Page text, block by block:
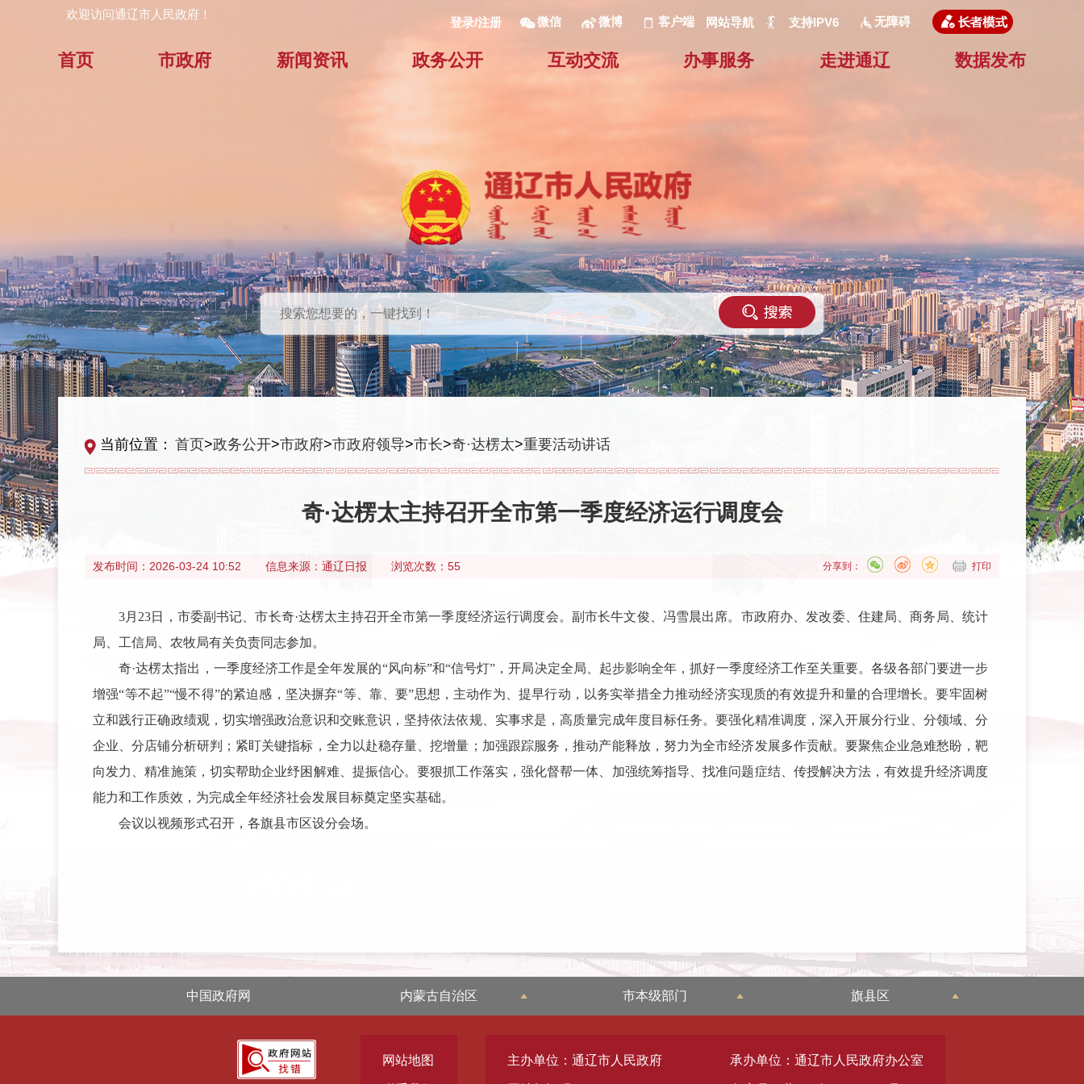
欢迎访问通辽市人民政府！
登录/注册 微信 微博 客户端 网站导航 支持IPV6 无障碍
首页 市政府 新闻资讯 政务公开 互动交流 办事服务 走进通辽 数据发布
当前位置： 首页>政务公开>市政府>市政府领导>市长>奇·达楞太>重要活动讲话
奇·达楞太主持召开全市第一季度经济运行调度会
发布时间： 2026-03-24 10:52 信息来源： 通辽日报 浏览次数：55 打印
分享到：
3月23日，市委副书记、市长奇·达楞太主持召开全市第一季度经济运行调度会。副市长牛文俊、冯雪晨出席。市政府办、发改委、住建局、商务局、统计
局、工信局、农牧局有关负责同志参加。
奇·达楞太指出，一季度经济工作是全年发展的“风向标”和“信号灯”，开局决定全局、起步影响全年，抓好一季度经济工作至关重要。各级各部门要进一步
增强“等不起”“慢不得”的紧迫感，坚决摒弃“等、靠、要”思想，主动作为、提早行动，以务实举措全力推动经济实现质的有效提升和量的合理增长。要牢固树
立和践行正确政绩观，切实增强政治意识和交账意识，坚持依法依规、实事求是，高质量完成年度目标任务。要强化精准调度，深入开展分行业、分领域、分
企业、分店铺分析研判；紧盯关键指标，全力以赴稳存量、挖增量；加强跟踪服务，推动产能释放，努力为全市经济发展多作贡献。要聚焦企业急难愁盼，靶
向发力、精准施策，切实帮助企业纾困解难、提振信心。要狠抓工作落实，强化督帮一体、加强统筹指导、找准问题症结、传授解决方法，有效提升经济调度
能力和工作质效，为完成全年经济社会发展目标奠定坚实基础。
会议以视频形式召开，各旗县市区设分会场。
中国政府网 内蒙古自治区 市本级部门 旗县区
网站地图 主办单位：通辽市人民政府 承办单位：通辽市人民政府办公室